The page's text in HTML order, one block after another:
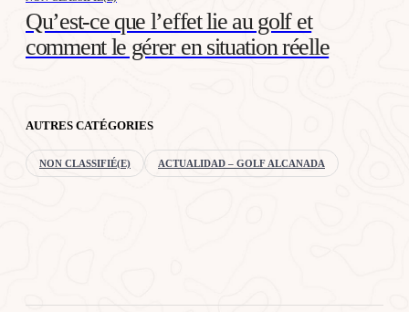
Qu’est-ce que l’effet lie au golf et
comment le gérer en situation réelle
AUTRES CATÉGORIES
NON CLASSIFIÉ(E) ACTUALIDAD – GOLF ALCANADA